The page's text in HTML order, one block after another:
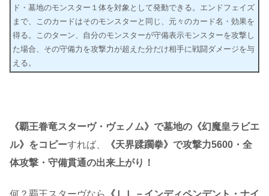
ド・墓地のモンスター１体を対象として発動できる。エンドフェイズ
まで、このカードはそのモンスターと同じ、元々のカード名・効果を
得る。このターン、自分のモンスターが守備表示モンスターを攻撃し
た場合、その守備力を攻撃力が超えた分だけ相手に戦闘ダメージを与
える。
《覇王眷竜スターヴ・ヴェノム》で墓地の《幻魔皇ラビエ
ル》をコピーすれば、
《天界蹂躙拳》で攻撃力5600・全
体攻撃・守備貫通の出来上がり！